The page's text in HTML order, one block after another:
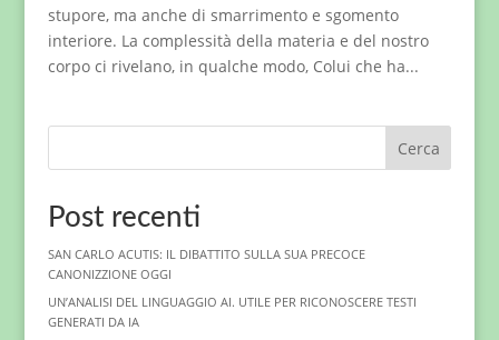
stupore, ma anche di smarrimento e sgomento
interiore. La complessità della materia e del nostro
corpo ci rivelano, in qualche modo, Colui che ha...
Cerca
Post recenti
SAN CARLO ACUTIS: IL DIBATTITO SULLA SUA PRECOCE
CANONIZZIONE OGGI
UN’ANALISI DEL LINGUAGGIO AI. UTILE PER RICONOSCERE TESTI
GENERATI DA IA